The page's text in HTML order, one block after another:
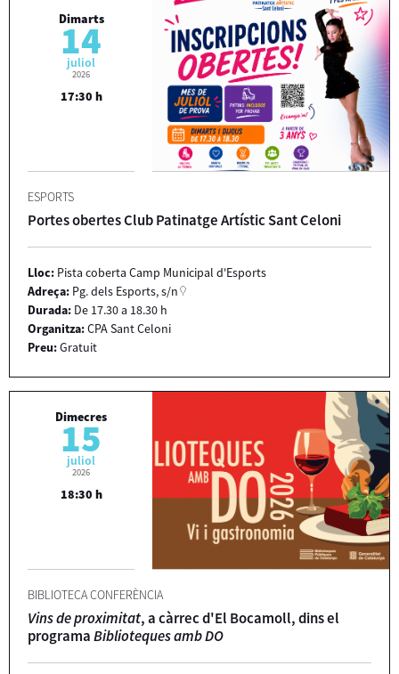
Dimarts
14
juliol
2026
17:30 h
ESPORTS
Portes obertes Club Patinatge Artístic Sant Celoni
Lloc: Pista coberta Camp Municipal d'Esports
Adreça: Pg. dels Esports, s/n
Durada: De 17.30 a 18.30 h
Organitza:CPA Sant Celoni
Preu:Gratuit
Dimecres
15
juliol
2026
18:30 h
BIBLIOTECA CONFERÈNCIA
Vins de proximitat, a càrrec d'El Bocamoll, dins el
programaBiblioteques amb DO